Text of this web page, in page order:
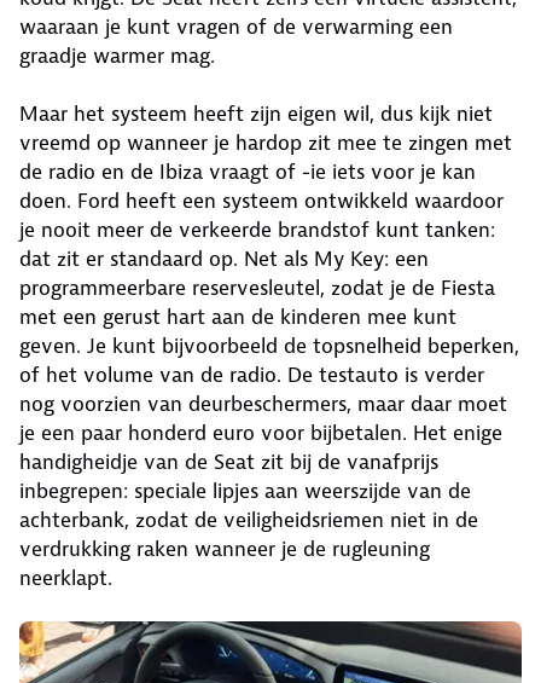
waaraan je kunt vragen of de verwarming een
graadje warmer mag.
Maar het systeem heeft zijn eigen wil, dus kijk niet
vreemd op wanneer je hardop zit mee te zingen met
de radio en de Ibiza vraagt of -ie iets voor je kan
doen. Ford heeft een systeem ontwikkeld waardoor
je nooit meer de verkeerde brandstof kunt tanken:
dat zit er standaard op. Net als My Key: een
programmeerbare reservesleutel, zodat je de Fiesta
met een gerust hart aan de kinderen mee kunt
geven. Je kunt bijvoorbeeld de topsnelheid beperken,
of het volume van de radio. De testauto is verder
nog voorzien van deurbeschermers, maar daar moet
je een paar honderd euro voor bijbetalen. Het enige
handigheidje van de Seat zit bij de vanafprijs
inbegrepen: speciale lipjes aan weerszijde van de
achterbank, zodat de veiligheidsriemen niet in de
verdrukking raken wanneer je de rugleuning
neerklapt.